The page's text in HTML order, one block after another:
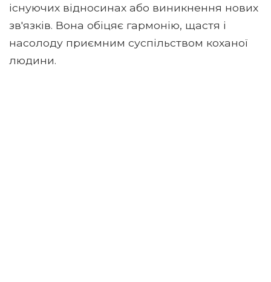
існуючих відносинах або виникнення нових
зв'язків. Вона обіцяє гармонію, щастя і
насолоду приємним суспільством коханої
людини.